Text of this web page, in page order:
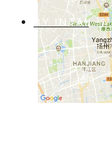
BY INTAI